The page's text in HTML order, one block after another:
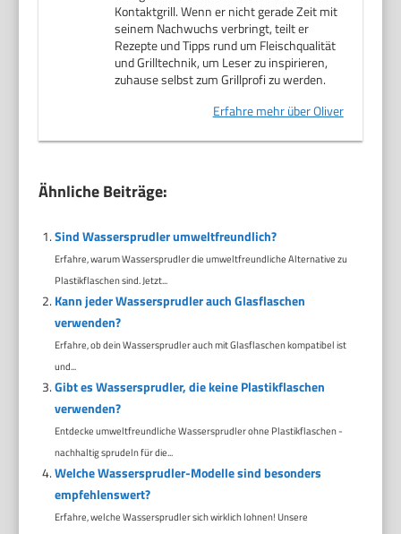
Kontaktgrill. Wenn er nicht gerade Zeit mit
seinem Nachwuchs verbringt, teilt er
Rezepte und Tipps rund um Fleischqualität
und Grilltechnik, um Leser zu inspirieren,
zuhause selbst zum Grillprofi zu werden.
Erfahre mehr über Oliver
Ähnliche Beiträge:
Sind Wassersprudler umweltfreundlich?
Erfahre, warum Wassersprudler die umweltfreundliche Alternative zu
Plastikflaschen sind. Jetzt...
Kann jeder Wassersprudler auch Glasflaschen
verwenden?
Erfahre, ob dein Wassersprudler auch mit Glasflaschen kompatibel ist
und...
Gibt es Wassersprudler, die keine Plastikflaschen
verwenden?
Entdecke umweltfreundliche Wassersprudler ohne Plastikflaschen -
nachhaltig sprudeln für die...
Welche Wassersprudler-Modelle sind besonders
empfehlenswert?
Erfahre, welche Wassersprudler sich wirklich lohnen! Unsere